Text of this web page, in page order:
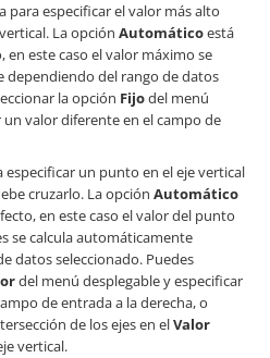
para especificar el valor más alto
La opción Automáticoestá
en este caso el valor máximo se
dependiendo del rango de datos
la opción Fijodel menú
valor diferente en el campo de
especificar un punto en el eje vertical
cruzarlo. La opción Automático
en este caso el valor del punto
se calcula automáticamente
datos seleccionado. Puedes
del menú desplegable y especificar
de entrada a la derecha, o
de los ejes en elValor
vertical.